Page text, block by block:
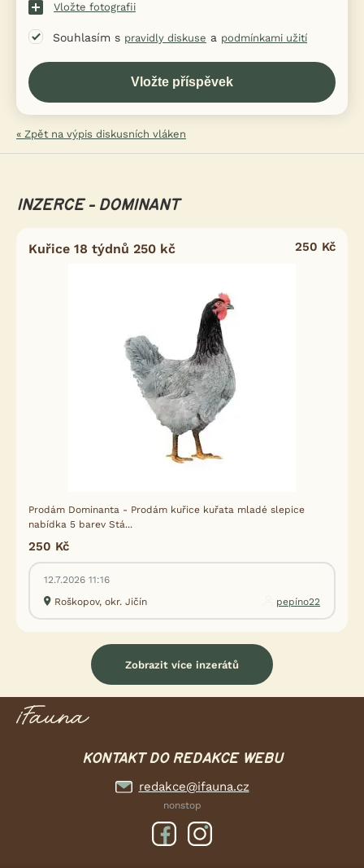
Vložte fotografii
Souhlasím s pravidly diskuse a podmínkami užití
« Zpět na výpis diskusních vláken
INZERCE - DOMINANT
Kuřice 18 týdnů 250 kč 250 Kč
Prodám Dominanta - Prodám kuřice kuřata mladé slepice
nabídka 5 barev Stá...
250 Kč
12.7.2026 11:16
Roškopov, okr. Jičín
pepíno22
Zobrazit více inzerátů
KONTAKT DO REDAKCE WEBU
redakce@ifauna.cz
nonstop